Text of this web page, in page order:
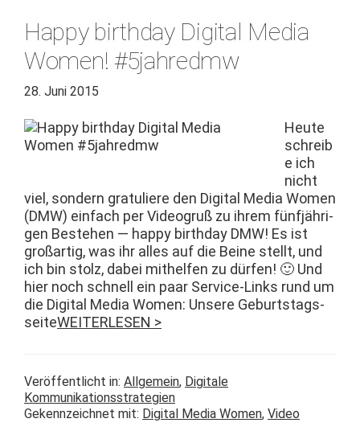
Happy birthday Digital Media
Women! #5jahredmw
28. Juni 2015
Heute
schreib
e ich
nicht
viel, son­dern grat­uliere den Dig­i­tal Media Women
(DMW) ein­fach per Videogruß zu ihrem fün­fjähri­
gen Beste­hen — hap­py birth­day DMW! Es ist
großar­tig, was ihr alles auf die Beine stellt, und
ich bin stolz, dabei mithelfen zu dür­fen! 🙂 Und
hier noch schnell ein paar Ser­vice-Links rund um
die Dig­i­tal Media Women: Unsere Geburt­stags­
seiteWEITERLESEN >
Veröffentlicht in: Allgemein, Digitale
Kommunikationsstrategien
Gekennzeichnet mit: Digital Media Women, Video